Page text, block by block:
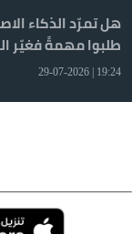
هل تمرّد الذكاء
طلبوا مهمةً فغيّر
19:24 | 29-07-2026